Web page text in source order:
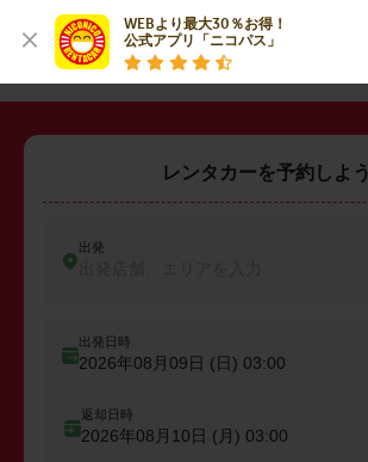
WEBより最大30％お得！
公式アプリ「ニコパス」
・ 糟屋郡粕屋町
レンタカーを予約しよう
出発
出発日時
2026年08月09日 (日) 03:00
返却日時
2026年08月10日 (月) 03:00